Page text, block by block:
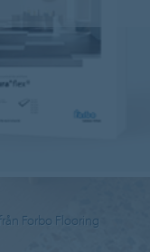
Forbo Flooring